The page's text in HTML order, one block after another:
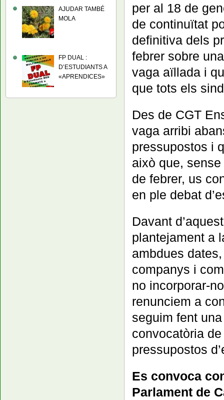
per al 18 de
de continuïtat
definitiva dels
febrer sobre
vaga aïllada i
que tots els
Des de CGT
vaga arribi
pressupostos i
això que,
de febrer, us
en ple debat
Davant
plantejament a
ambdues
companys i
no incorporar-
renunciem a
seguim fent
convocatòria
pressupostos
Es convoca
Parlament de
AJUDAR TAMBÉ
MOLA
FP DUAL :
D’ESTUDIANTS A
«APRENDICES»